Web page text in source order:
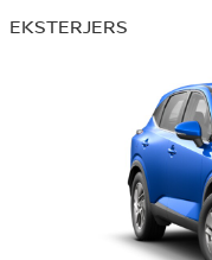
EKSTERJERS